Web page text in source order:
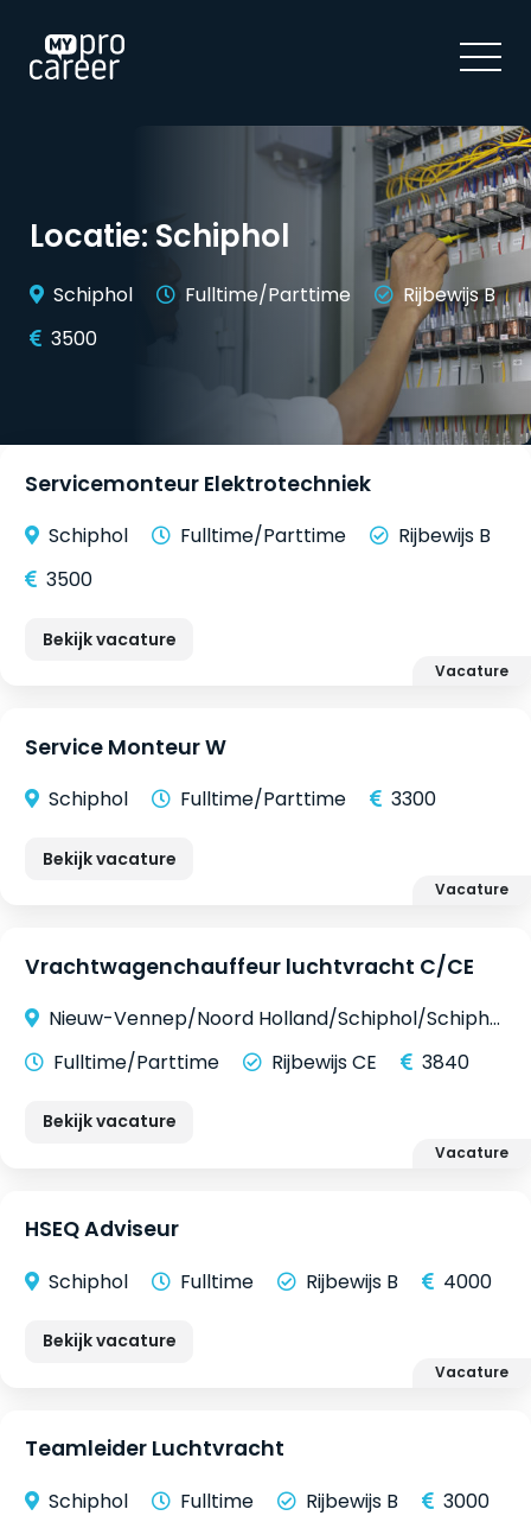
Locatie: Schiphol
Schiphol Fulltime/Parttime
Rijbewijs B
3500
Servicemonteur Elektrotechniek
Schiphol Fulltime/Parttime
Rijbewijs B
3500
Bekijk vacature
Vacature
Service Monteur W
Schiphol Fulltime/Parttime 3300
Bekijk vacature
Vacature
Vrachtwagenchauffeur luchtvracht C/CE
Nieuw-Vennep/Noord Holland/Schiphol/Schiphol-Rijk
Fulltime/Parttime
Rijbewijs CE 3840
Bekijk vacature
Vacature
HSEQ Adviseur
Schiphol Fulltime Rijbewijs B 4000
Bekijk vacature
Vacature
Teamleider Luchtvracht
Schiphol Fulltime Rijbewijs B 3000